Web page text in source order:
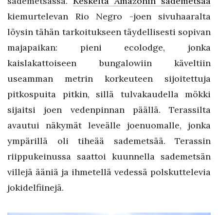
kiemurtelevan Rio Negro -joen sivuhaaralta
löysin tähän tarkoitukseen täydellisesti sopivan
majapaikan: pieni ecolodge, jonka
kaislakattoiseen bungalowiin käveltiin
useamman metrin korkeuteen sijoitettuja
pitkospuita pitkin, sillä tulvakaudella mökki
sijaitsi joen vedenpinnan päällä. Terassilta
avautui näkymät leveälle joenuomalle, jonka
ympärillä oli tiheää sademetsää. Terassin
riippukeinussa saattoi kuunnella sademetsän
villejä ääniä ja ihmetellä vedessä polskuttelevia
jokidelfiinejä.